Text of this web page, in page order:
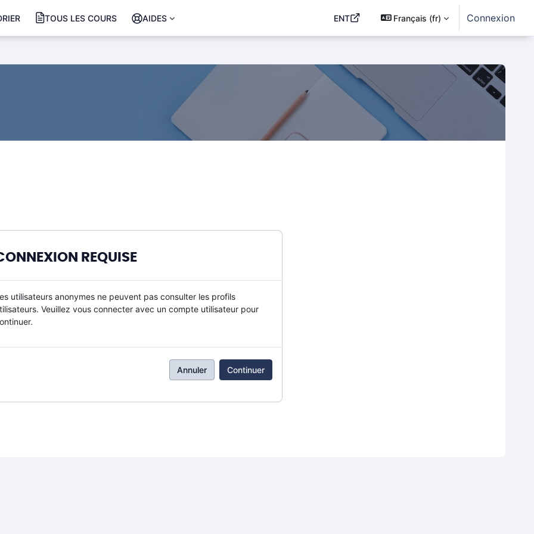
TOUS LES COURS AIDES ENT Français ‎(fr)‎ Connexion
REQUISE
utilisateurs anonymes ne peuvent pas consulter les profils
Veuillez vous connecter avec un compte utilisateur pour
Annuler Continuer